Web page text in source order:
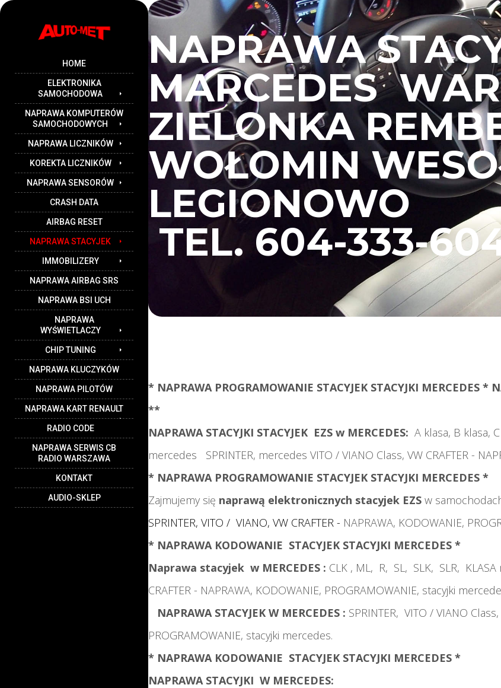
HOME
ELEKTRONIKA
SAMOCHODOWA
NAPRAWA KOMPUTERÓW
SAMOCHODOWYCH
NAPRAWA LICZNIKÓW
KOREKTA LICZNIKÓW
NAPRAWA SENSORÓW
CRASH DATA
AIRBAG RESET
NAPRAWA STACYJEK
IMMOBILIZERY
NAPRAWA AIRBAG SRS
NAPRAWA BSI UCH
NAPRAWA
WYŚWIETLACZY
CHIP TUNING
NAPRAWA KLUCZYKÓW
NAPRAWA PILOTÓW
NAPRAWA KART RENAULT
RADIO CODE
NAPRAWA SERWIS CB
RADIO WARSZAWA
KONTAKT
AUDIO-SKLEP
NAPRAWA
MARCEDES
ZIELONKA
WOŁOMIN
LEGIONOWO
TEL. 604-333-
* NAPRAWA PROGRAMOWANIE STACYJEK STACYJKI
**
NAPRAWA STACYJKI STACYJEK EZS w MERCEDES: A klasa, B klasa,
mercedes SPRINTER, mercedes VITO / VIANO Class, VW CRAFTER -
* NAPRAWA PROGRAMOWANIE STACYJEK STACYJKI MERCEDES *
Zajmujemy się naprawą elektronicznych stacyjek EZS w
SPRINTER, VITO / VIANO, VW CRAFTER - NAPRAWA, KODOWANIE,
* NAPRAWA KODOWANIE STACYJEK STACYJKI MERCEDES *
Naprawa stacyjek w MERCEDES : CLK , ML, R, SL, SLK, SLR, KLASA
CRAFTER - NAPRAWA, KODOWANIE, PROGRAMOWANIE, stacyjki
NAPRAWA STACYJEK W MERCEDES : SPRINTER, VITO / VIANO Class,
PROGRAMOWANIE, stacyjki mercedes.
* NAPRAWA KODOWANIE STACYJEK STACYJKI MERCEDES *
NAPRAWA STACYJKI W MERCEDES: